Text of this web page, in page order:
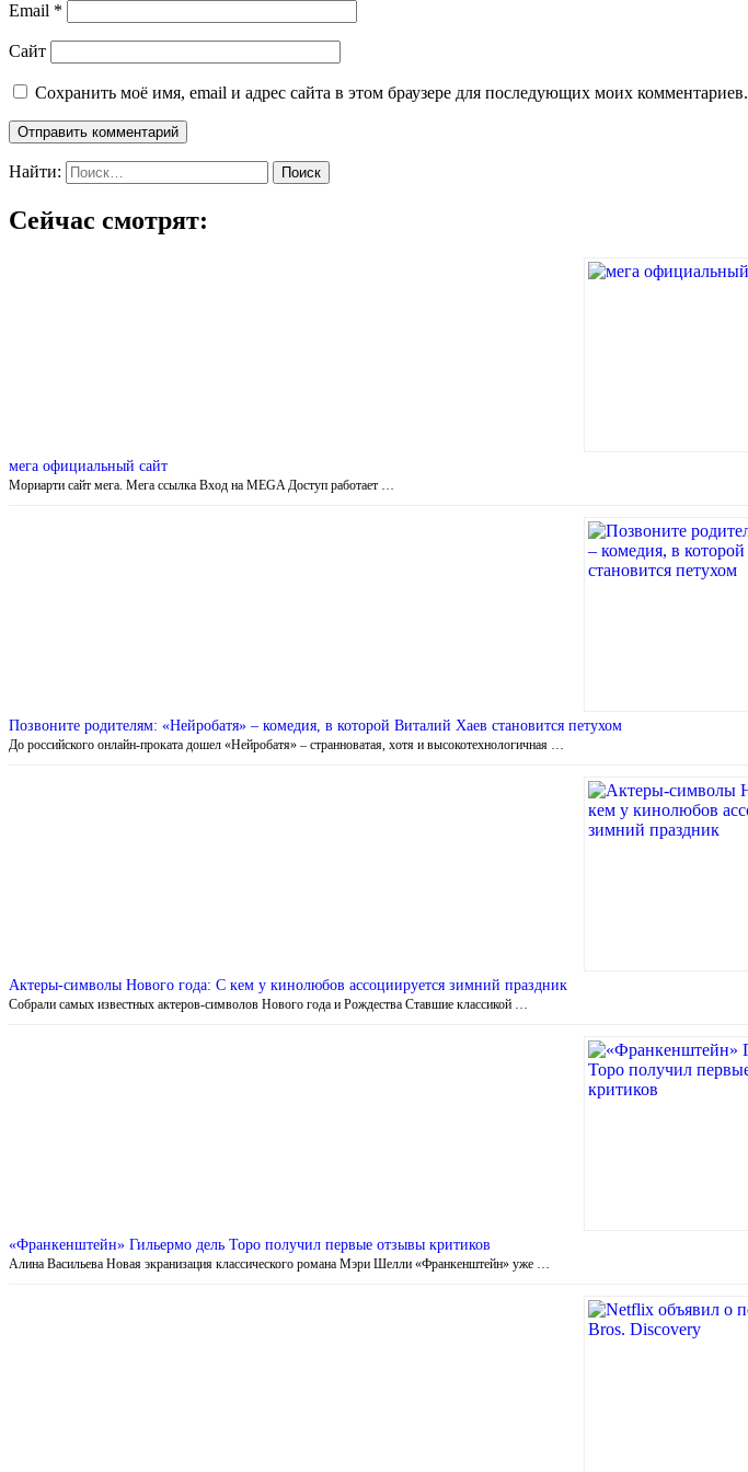
Email *
Сайт
Сохранить моё имя, email и адрес сайта в этом браузере для последующих моих комментариев.
Найти:
Сейчас смотрят:
мега официальный сайт
Мориарти сайт мега. Мега ссылка Вход на MEGA Доступ работает …
Позвоните родителям: «Нейробатя» – комедия, в которой Виталий Хаев становится петухом
До российского онлайн-проката дошел «Нейробатя» – странноватая, хотя и высокотехнологичная …
Актеры-символы Нового года: С кем у кинолюбов ассоциируется зимний праздник
Собрали самых известных актеров-символов Нового года и Рождества Ставшие классикой …
«Франкенштейн» Гильермо дель Торо получил первые отзывы критиков
Алина Васильева Новая экранизация классического романа Мэри Шелли «Франкенштейн» уже …